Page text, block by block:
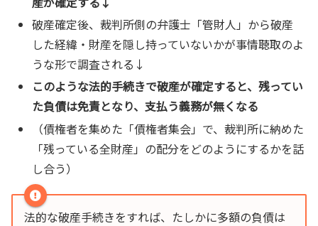
破産確定後、裁判所側の弁護士「管財人」から破産
した経緯・財産を隠し持っていないかが事情聴取のよ
うな形で調査される↓
このような法的手続きで破産が確定すると、残ってい
た負債は免責となり、支払う義務が無くなる
（債権者を集めた「債権者集会」で、裁判所に納めた
「残っている全財産」の配分をどのようにするかを話
し合う）
法的な破産手続きをすれば、たしかに多額の負債は